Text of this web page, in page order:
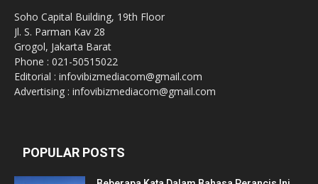
Soho Capital Building, 19th Floor
Jl. S. Parman Kav 28
Grogol, Jakarta Barat
Phone : 021-50515022
Editorial : infovibizmediacom@gmail.com
Advertising : infovibizmediacom@gmail.com
POPULAR POSTS